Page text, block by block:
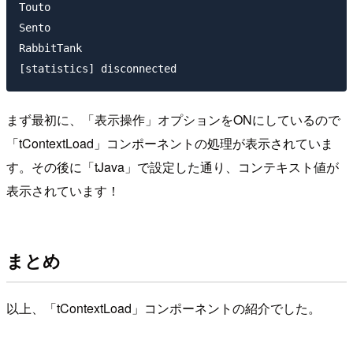
Touto
Sento
RabbitTank
まず最初に、「表示操作」オプションをONにしているので
「tContextLoad」コンポーネントの処理が表示されていま
す。その後に「tJava」で設定した通り、コンテキスト値が
表示されています！
まとめ
以上、「tContextLoad」コンポーネントの紹介でした。